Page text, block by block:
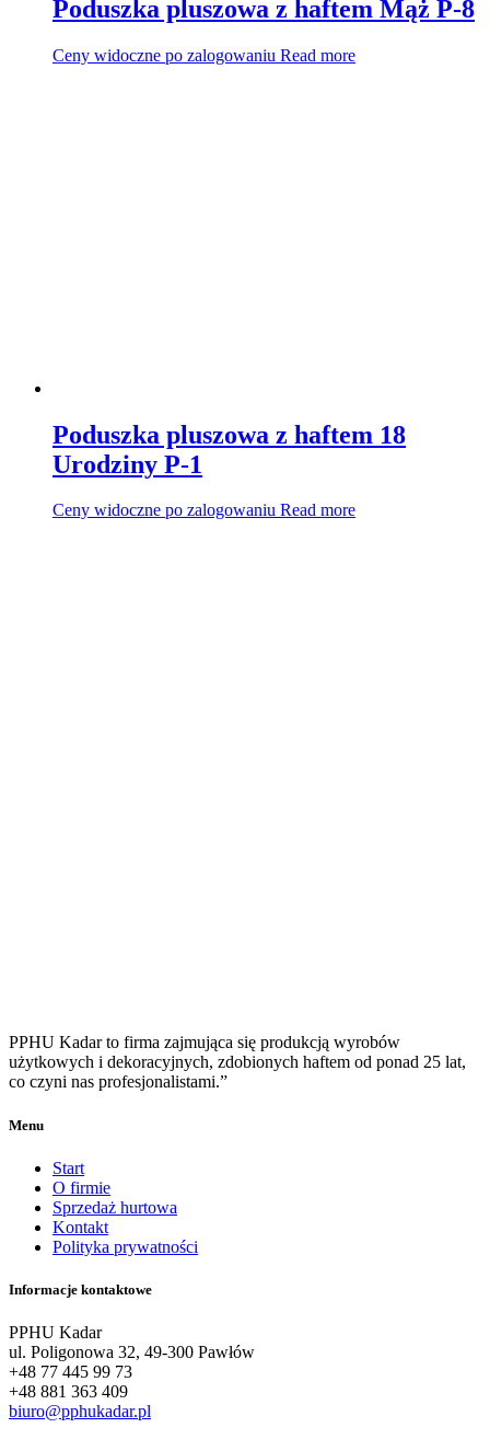
Poduszka pluszowa z haftem Mąż P-8
Ceny widoczne po zalogowaniu Read more
Poduszka pluszowa z haftem 18
Urodziny P-1
Ceny widoczne po zalogowaniu Read more
PPHU Kadar to firma zajmująca się produkcją wyrobów
użytkowych i dekoracyjnych, zdobionych haftem od ponad 25 lat,
co czyni nas profesjonalistami.”
Menu
Start
O firmie
Sprzedaż hurtowa
Kontakt
Polityka prywatności
Informacje kontaktowe
PPHU Kadar
ul. Poligonowa 32, 49-300 Pawłów
+48 77 445 99 73
+48 881 363 409
biuro@pphukadar.pl